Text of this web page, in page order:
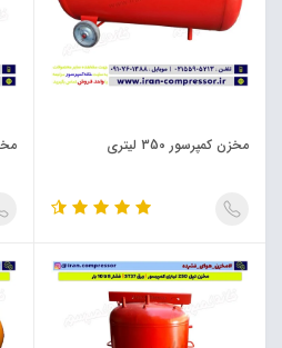
مخزن کمپرسور 350 لیتری